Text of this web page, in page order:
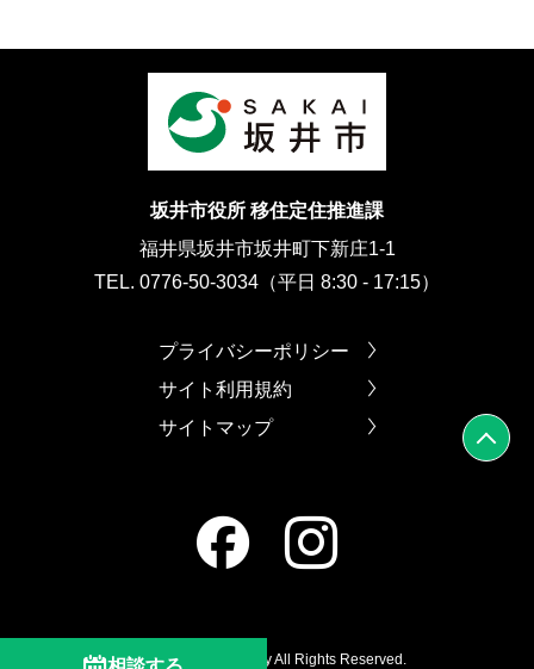
坂井市役所 移住定住推進課
福井県坂井市坂井町下新庄1-1
TEL. 0776-50-3034（平日 8:30 - 17:15）
プライバシーポリシー
サイト利用規約
サイトマップ
Copyright © Sakai city All Rights Reserved.